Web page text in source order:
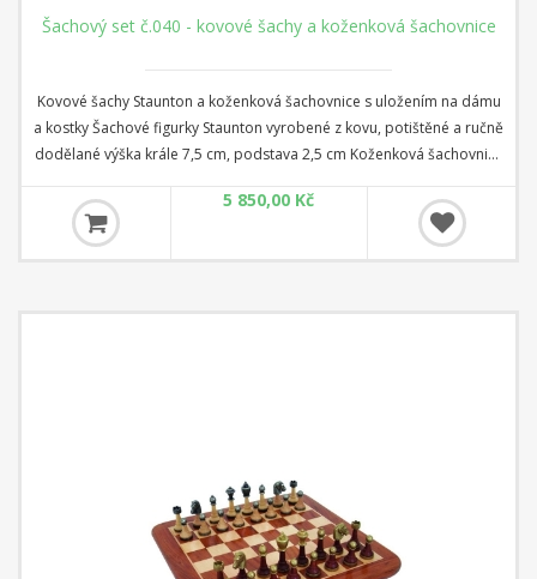
Šachový set č.040 - kovové šachy a koženková šachovnice
Kovové šachy Staunton a koženková šachovnice s uložením na dámu
a kostky Šachové figurky Staunton vyrobené z kovu, potištěné a ručně
dodělané výška krále 7,5 cm, podstava 2,5 cm Koženková šachovnice
3,5 cm
5 850,00 Kč